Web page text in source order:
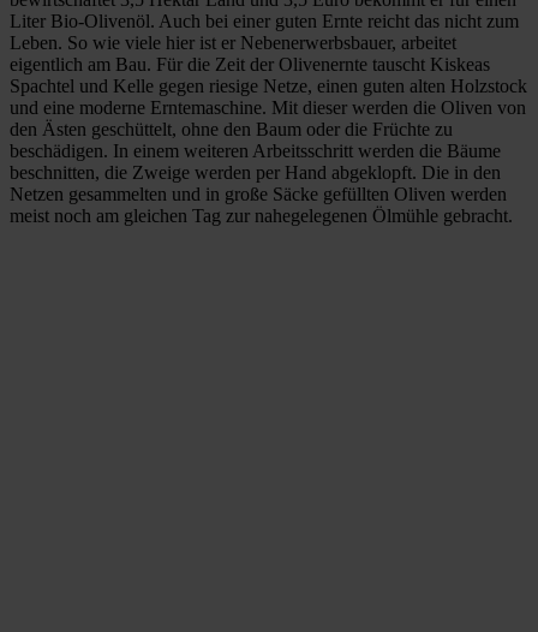
Liter Bio-Olivenöl. Auch bei einer guten Ernte reicht das nicht zum
Leben. So wie viele hier ist er Nebenerwerbsbauer, arbeitet
eigentlich am Bau. Für die Zeit der Olivenernte tauscht Kiskeas
Spachtel und Kelle gegen riesige Netze, einen guten alten Holzstock
und eine moderne Erntemaschine. Mit dieser werden die Oliven von
den Ästen geschüttelt, ohne den Baum oder die Früchte zu
beschädigen. In einem weiteren Arbeitsschritt werden die Bäume
beschnitten, die Zweige werden per Hand abgeklopft. Die in den
Netzen gesammelten und in große Säcke gefüllten Oliven werden
meist noch am gleichen Tag zur nahegelegenen Ölmühle gebracht.